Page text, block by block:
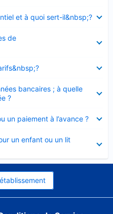
et à quoi sert-il&nbsp;?
de
bancaires ; à quelle
?
un paiement à l’avance ?
un enfant ou un lit